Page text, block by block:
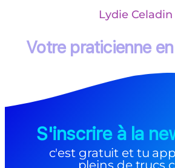
Lydie Celadin
Votre praticienne
S'inscrire à la
c'est gratuit et tu
pleins de trucs